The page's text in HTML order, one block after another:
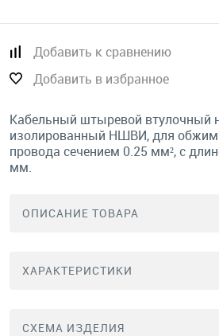
Добавить к сравнению
Добавить в избранное
Кабельный штыревой втулочный
изолированный НШВИ, для
провода сечением 0.25 мм², с
мм.
ОПИСАНИЕ ТОВАРА
ХАРАКТЕРИСТИКИ
СХЕМА ИЗДЕЛИЯ